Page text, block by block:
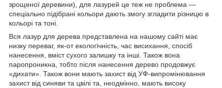
зрощеної деревини), для лазурей це теж не проблема —
спеціально підібрані кольори дають змогу згладити різницю в
кольорі та тоні.
Вся лазур для дерева представлена на нашому сайті має
низку переваг, як-от екологічність, час висихання, спосіб
нанесення, вміст сухого залишку та інші. Також вона
паропроникна, тобто після нанесення дерево продовжує
«дихати». Також вони мають захист від УФ-випромінювання
захист від синяви та цвілі та, неодмінно, мають високу